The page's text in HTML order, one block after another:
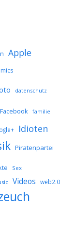
Apple
datenschutz
Facebook familie
Idioten
Piratenpartei
Sex
Videos web2.0